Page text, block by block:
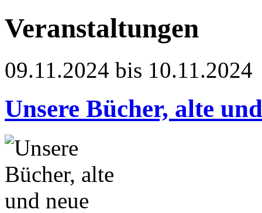
Veranstaltungen
09.11.2024 bis 10.11.2024
Unsere Bücher, alte